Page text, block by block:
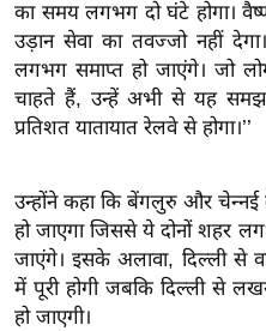
यं
ग
इं
डि
सा
हि
त्य
ज
ग
का समय लगभग दो घंटे होगा।
उड़ान सेवा का तवज्जो नहीं
लगभग समाप्त हो जाएंगे। जो
चाहते हैं, उन्हें अभी से यह समझ
प्रतिशत यातायात रेलवे से होगा।’’
उन्होंने कहा कि बेंगलुरु और चेन्नई
हो जाएगा जिससे ये दोनों शहर
जाएंगे। इसके अलावा, दिल्ली से
में पूरी होगी जबकि दिल्ली से
हो जाएगी।